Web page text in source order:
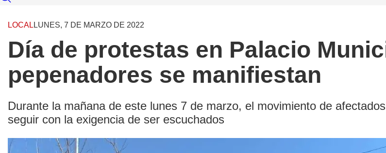
LOCAL LUNES, 7 DE MARZO DE 2022
Día de protestas en Palacio
pepenadores se manifiestan
Durante la mañana de este lunes 7 de marzo, el movimiento de
seguir con la exigencia de ser escuchados